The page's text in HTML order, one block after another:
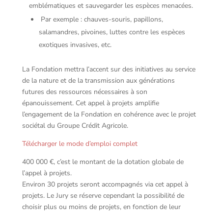
emblématiques et sauvegarder les espèces menacées.
Par exemple : chauves-souris, papillons,
salamandres, pivoines, luttes contre les espèces
exotiques invasives, etc.
La Fondation mettra l’accent sur des initiatives au service
de la nature et de la transmission aux générations
futures des ressources nécessaires à son
épanouissement. Cet appel à projets amplifie
l’engagement de la Fondation en cohérence avec le projet
sociétal du Groupe Crédit Agricole.
Télécharger le mode d’emploi complet
400 000 €, c’est le montant de la dotation globale de
l’appel à projets.
Environ 30 projets seront accompagnés via cet appel à
projets. Le Jury se réserve cependant la possibilité de
choisir plus ou moins de projets, en fonction de leur